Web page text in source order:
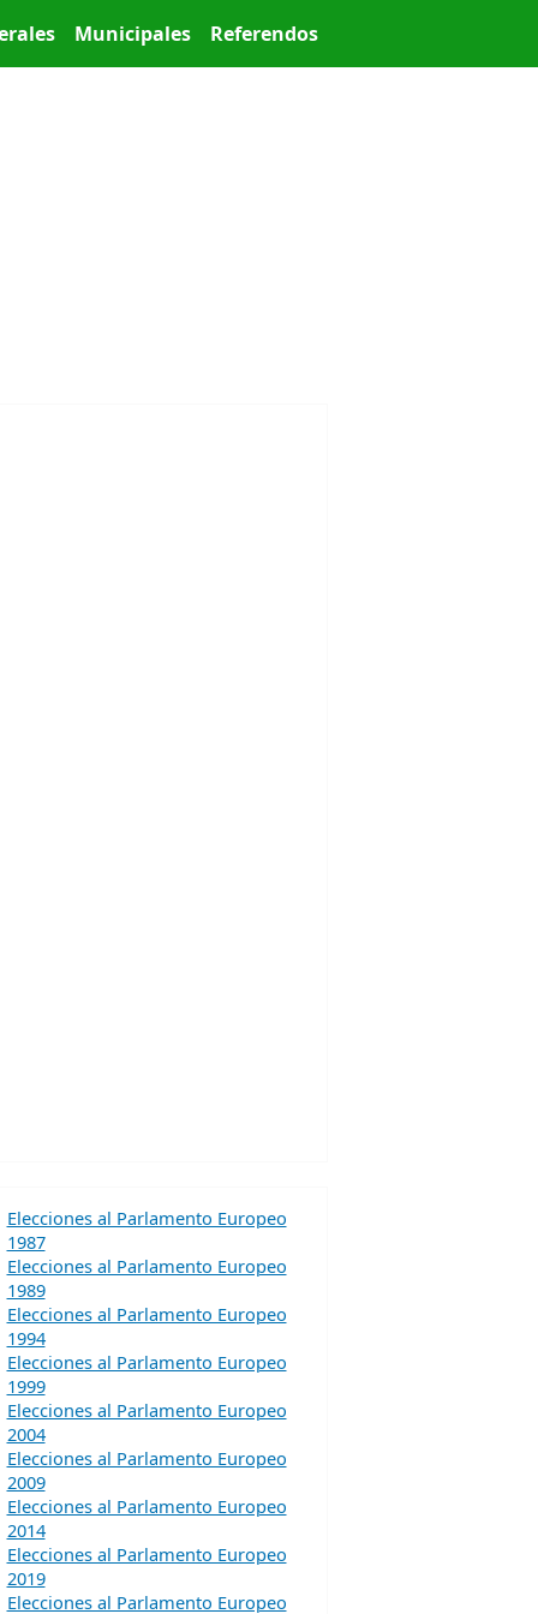
Municipales Referendos
Elecciones al Parlamento Europeo
1987
Elecciones al Parlamento Europeo
1989
Elecciones al Parlamento Europeo
1994
Elecciones al Parlamento Europeo
1999
Elecciones al Parlamento Europeo
2004
Elecciones al Parlamento Europeo
2009
Elecciones al Parlamento Europeo
2014
Elecciones al Parlamento Europeo
2019
Elecciones al Parlamento Europeo